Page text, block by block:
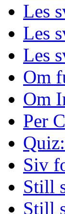
Les
Les
Les
Om
Om
Per
Siv
Still
Still